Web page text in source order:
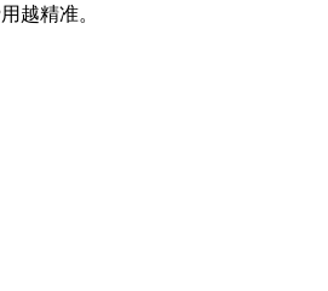
越精准。